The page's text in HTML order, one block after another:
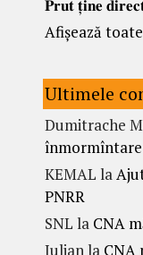
𝐏𝐫𝐮𝐭 𝐭̦𝐢𝐧𝐞
Afișează
Ultimele
Dumitrache
KEMAL la
PNRR
SNL la CNA
Iulian la CNA